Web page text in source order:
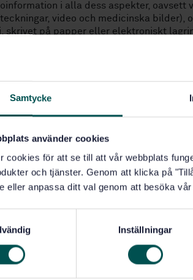
Samtycke
använder cookies
cookies för att se till att vår webbplats
och tjänster. Genom att klicka på
eller anpassa ditt val genom att besöka
Inställningar
i alla dess aspekter, oavsett
video och medicinska bilder),
skrivet på papper eller elektroniskt
via fax, via datornät eller per post),
sätt.
technology (35.240.80)